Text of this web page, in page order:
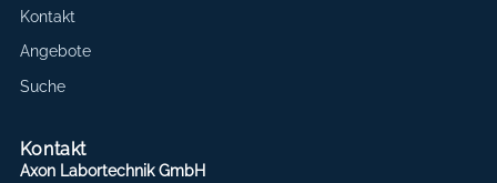
Kontakt
Angebote
Suche
Kontakt
Axon Labortechnik GmbH